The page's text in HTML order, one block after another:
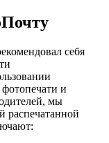
себя
и
мы
распечатанной